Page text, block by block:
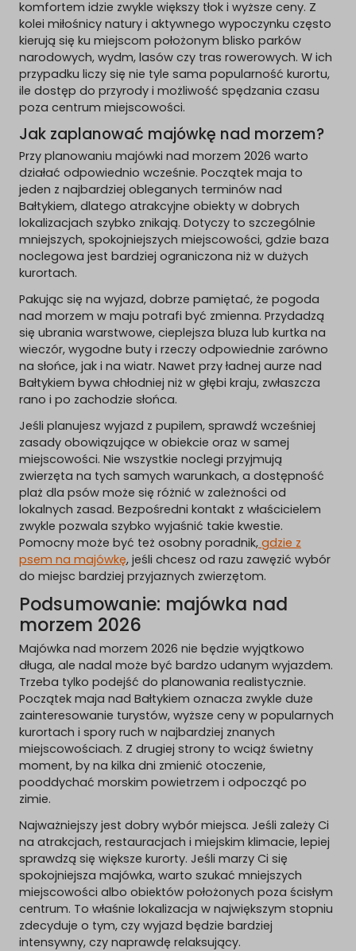
komfortem idzie zwykle większy tłok i wyższe ceny. Z
kolei miłośnicy natury i aktywnego wypoczynku często
kierują się ku miejscom położonym blisko parków
narodowych, wydm, lasów czy tras rowerowych. W ich
przypadku liczy się nie tyle sama popularność kurortu,
ile dostęp do przyrody i możliwość spędzania czasu
poza centrum miejscowości.
Jak zaplanować majówkę nad morzem?
Przy planowaniu majówki nad morzem 2026 warto
działać odpowiednio wcześnie. Początek maja to
jeden z najbardziej obleganych terminów nad
Bałtykiem, dlatego atrakcyjne obiekty w dobrych
lokalizacjach szybko znikają. Dotyczy to szczególnie
mniejszych, spokojniejszych miejscowości, gdzie baza
noclegowa jest bardziej ograniczona niż w dużych
kurortach.
Pakując się na wyjazd, dobrze pamiętać, że pogoda
nad morzem w maju potrafi być zmienna. Przydadzą
się ubrania warstwowe, cieplejsza bluza lub kurtka na
wieczór, wygodne buty i rzeczy odpowiednie zarówno
na słońce, jak i na wiatr. Nawet przy ładnej aurze nad
Bałtykiem bywa chłodniej niż w głębi kraju, zwłaszcza
rano i po zachodzie słońca.
Jeśli planujesz wyjazd z pupilem, sprawdź wcześniej
zasady obowiązujące w obiekcie oraz w samej
miejscowości. Nie wszystkie noclegi przyjmują
zwierzęta na tych samych warunkach, a dostępność
plaż dla psów może się różnić w zależności od
lokalnych zasad. Bezpośredni kontakt z właścicielem
zwykle pozwala szybko wyjaśnić takie kwestie.
Pomocny może być też osobny poradnik, gdzie z
psem na majówkę, jeśli chcesz od razu zawęzić wybór
do miejsc bardziej przyjaznych zwierzętom.
Podsumowanie: majówka nad
morzem 2026
Majówka nad morzem 2026 nie będzie wyjątkowo
długa, ale nadal może być bardzo udanym wyjazdem.
Trzeba tylko podejść do planowania realistycznie.
Początek maja nad Bałtykiem oznacza zwykle duże
zainteresowanie turystów, wyższe ceny w popularnych
kurortach i spory ruch w najbardziej znanych
miejscowościach. Z drugiej strony to wciąż świetny
moment, by na kilka dni zmienić otoczenie,
pooddychać morskim powietrzem i odpocząć po
zimie.
Najważniejszy jest dobry wybór miejsca. Jeśli zależy Ci
na atrakcjach, restauracjach i miejskim klimacie, lepiej
sprawdzą się większe kurorty. Jeśli marzy Ci się
spokojniejsza majówka, warto szukać mniejszych
miejscowości albo obiektów położonych poza ścisłym
centrum. To właśnie lokalizacja w największym stopniu
zdecyduje o tym, czy wyjazd będzie bardziej
intensywny, czy naprawdę relaksujący.